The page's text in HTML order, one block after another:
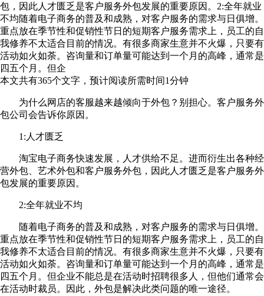
包，因此人才匮乏是客户服务外包发展的重要原因。2:全年就业
不均随着电子商务的普及和成熟，对客户服务的需求与日俱增。
重点放在季节性和促销性节日的短期客户服务需求上，员工的自
我修养不太适合目前的情况。有很多商家生意并不火爆，只要有
活动如火如荼。咨询量和订单量可能达到一个月的高峰，通常是
四五个月。但企
本文共有365个文字，预计阅读所需时间1分钟
为什么网店的客服越来越倾向于外包？别担心。客户服务外
包公司会告诉你原因。
1:人才匮乏
淘宝电子商务快速发展，人才供给不足。进而衍生出各种经
营外包、艺术外包和客户服务外包，因此人才匮乏是客户服务外
包发展的重要原因。
2:全年就业不均
随着电子商务的普及和成熟，对客户服务的需求与日俱增。
重点放在季节性和促销性节日的短期客户服务需求上，员工的自
我修养不太适合目前的情况。有很多商家生意并不火爆，只要有
活动如火如荼。咨询量和订单量可能达到一个月的高峰，通常是
四五个月。但企业不能总是在活动时招聘很多人，但他们通常会
在活动时裁员。因此，外包是解决此类问题的唯一途径。